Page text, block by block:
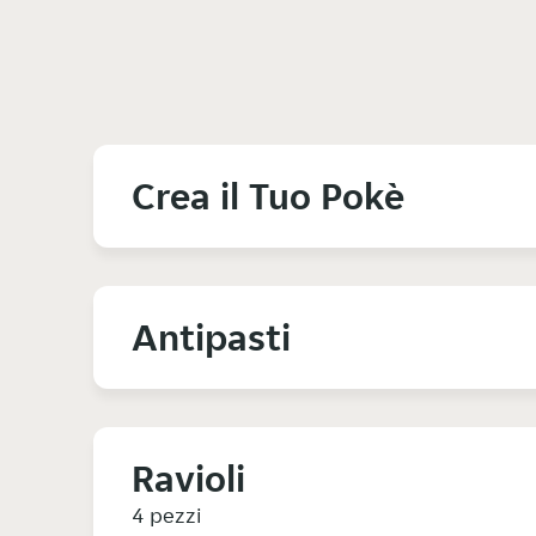
Crea il Tuo Pokè
Antipasti
Ravioli
4 pezzi